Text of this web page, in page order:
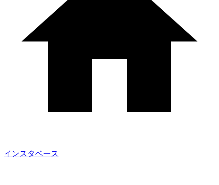
インスタベース